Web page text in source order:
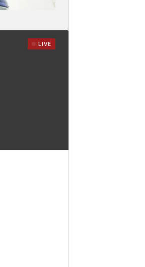
LIVE